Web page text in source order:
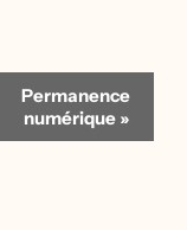
Permanence
numérique »